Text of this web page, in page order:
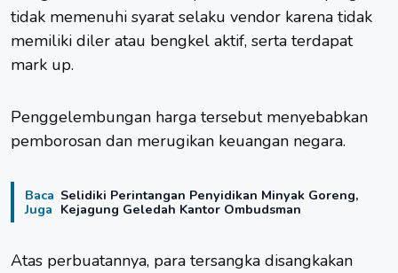
tidak memenuhi syarat selaku vendor karena tidak
memiliki diler atau bengkel aktif, serta terdapat
mark up.
Penggelembungan harga tersebut menyebabkan
pemborosan dan merugikan keuangan negara.
Baca
Juga
Selidiki Perintangan Penyidikan Minyak Goreng,
Kejagung Geledah Kantor Ombudsman
Atas perbuatannya, para tersangka disangkakan